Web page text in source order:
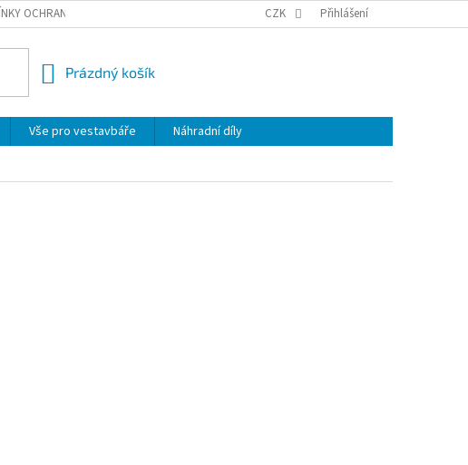
OCHRANY OSOBNÍCH ÚDAJŮ REKLAMACE
CZK Přihlášení
NÁKUPNÍ
Prázdný košík
Vše pro vestavbáře
Náhradní díly